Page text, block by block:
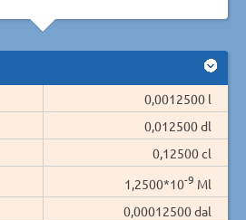
0,0012500 l
0,012500 dl
0,12500 cl
1,2500*10-9 Ml
0,00012500 dal